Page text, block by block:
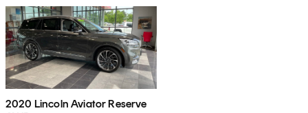
2020 Lincoln Aviator Reserve